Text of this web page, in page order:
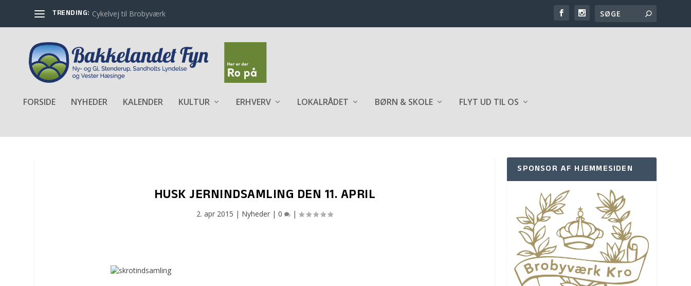
TRENDING: Cykelvej til Brobyværk
FORSIDE NYHEDER KALENDER KULTUR ERHVERV LOKALRÅDET BØRN & SKOLE FLYT UD TIL OS
HUSK JERNINDSAMLING DEN 11. APRIL
2. apr 2015 | Nyheder |0 |
SPONSOR AF HJEMMESIDEN